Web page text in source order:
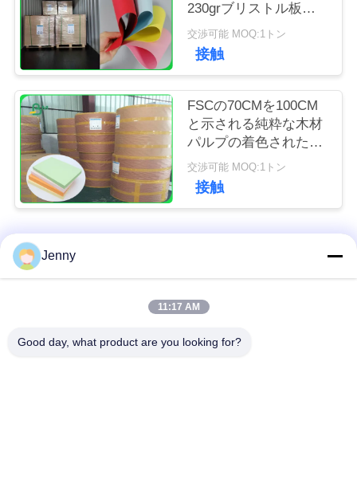
絡
し
な
さ
い
ニ
ュ
ー
230grブリストル板製
図用紙
交渉可能 MOQ:1トン
接触
FSCの70CMを100CM
と示される純粋な木材
パルプの着色された緑
のオフセット印刷のペ
ーパー色
交渉可能 MOQ:1トン
接触
人気カテゴリ すべて
茶色のクラフト紙ロ
Jenny
11:17 AM
Good day, what product are you looking for?